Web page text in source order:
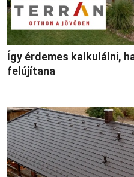
Így érdemes kalkulálni,
felújítana